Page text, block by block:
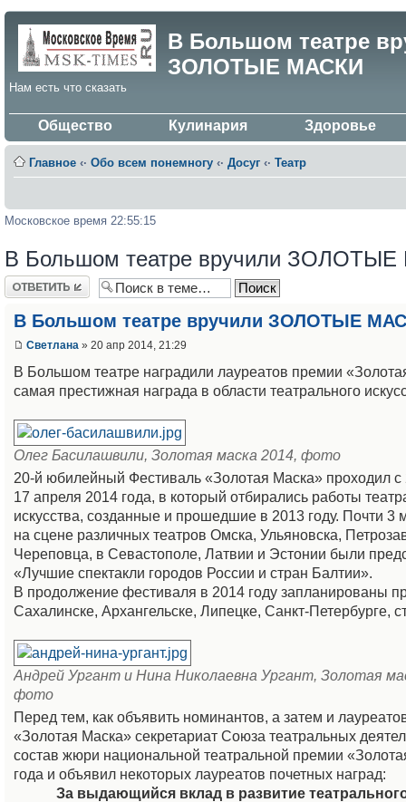
В Большом театре
ЗОЛОТЫЕ МАСКИ
Нам есть что сказать
Общество Кулинария Здоровье
Главное ‹· Обо всем понемногу ‹· Досуг ‹· Театр
Московское время 22:55:15
В Большом театре вручили
Ответить
В Большом театре вручили ЗОЛОТЫЕ
Светлана » 20 апр 2014, 21:29
В Большом театре наградили лауреатов премии
самая престижная награда в области театрального
Олег Басилашвили, Золотая маска 2014, фото
20-й юбилейный Фестиваль «Золотая Маска» проходил с
17 апреля 2014 года, в который отбирались работы
искусства, созданные и прошедшие в 2013 году. Почти 3
на сцене различных театров Омска, Ульяновска,
Череповца, в Севастополе, Латвии и Эстонии были
«Лучшие спектакли городов России и стран Балтии».
В продолжение фестиваля в 2014 году запланированы
Сахалинске, Архангельске, Липецке, Санкт-Петербурге,
Андрей Ургант и Нина Николаевна Ургант, Золотая
фото
Перед тем, как объявить номинантов, а затем и
«Золотая Маска» секретариат Союза театральных
состав жюри национальной театральной премии
года и объявил некоторых лауреатов почетных наград:
За выдающийся вклад в развитие